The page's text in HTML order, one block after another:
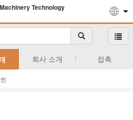
Technology
회사 소개 접촉